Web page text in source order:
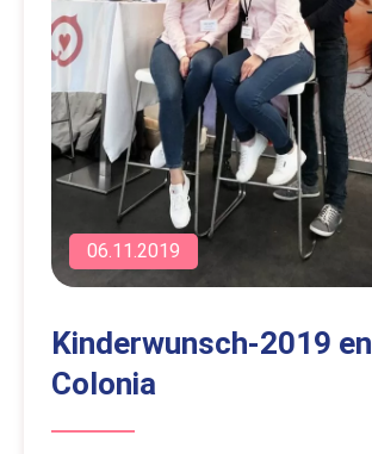
06.11.2019
Kinderwunsch-2019 en
Colonia